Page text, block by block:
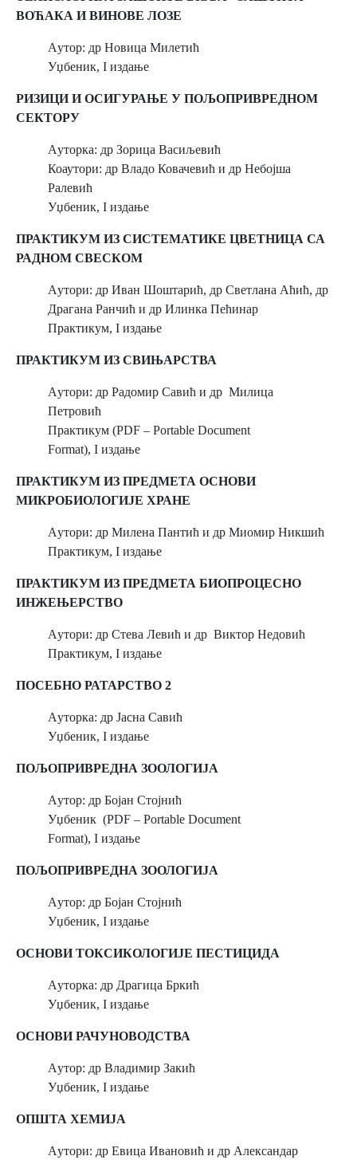
ВОЋАКА И ВИНОВЕ ЛОЗЕ
Aутор: др Новица Милетић
Уџбеник, I издање
РИЗИЦИ И ОСИГУРАЊЕ У ПОЉОПРИВРЕДНОМ
СЕКТОРУ
Aуторка: др Зорица Васиљевић
Коаутори: др Владо Ковачевић и др Небојша
Ралевић
Уџбеник, I издање
ПРАКТИКУМ ИЗ СИСТЕМАТИКЕ ЦВЕТНИЦА СА
РАДНОМ СВЕСКОМ
Aутори: др Иван Шоштарић, др Светланa Аћић, др
Драганa Ранчић и др Илинкa Пећинар
Практикум, I издање
ПРАКТИКУМ ИЗ СВИЊАРСТВА
Aутори: др Радомир Савић и др Милица
Петровић
Практикум (PDF – Portable Document
Format), I издање
ПРАКТИКУМ ИЗ ПРЕДМЕТА ОСНОВИ
МИКРОБИОЛОГИЈЕ ХРАНЕ
Aутори: др Милена Пантић и др Миомир Никшић
Практикум, I издање
ПРАКТИКУМ ИЗ ПРЕДМЕТА БИОПРОЦЕСНО
ИНЖЕЊЕРСТВО
Aутори: др Стева Левић и др Виктор Недовић
Практикум, I издање
ПОСЕБНО РАТАРСТВО 2
Aуторка: др Јасна Савић
Уџбеник, I издање
ПОЉОПРИВРЕДНА ЗООЛОГИЈА
Aутор: др Бојан Стојнић
Уџбеник (PDF – Portable Document
Format), I издање
ПОЉОПРИВРЕДНА ЗООЛОГИЈА
Aутор: др Бојан Стојнић
Уџбеник, I издање
ОСНОВИ ТОКСИКОЛОГИЈЕ ПЕСТИЦИДА
Aуторка: др Драгица Бркић
Уџбеник, I издање
ОСНОВИ РАЧУНОВОДСТВА
Aутор: др Владимир Закић
Уџбеник, I издање
ОПШТА ХЕМИЈА
Aутори: др Евица Ивановић и др Александар